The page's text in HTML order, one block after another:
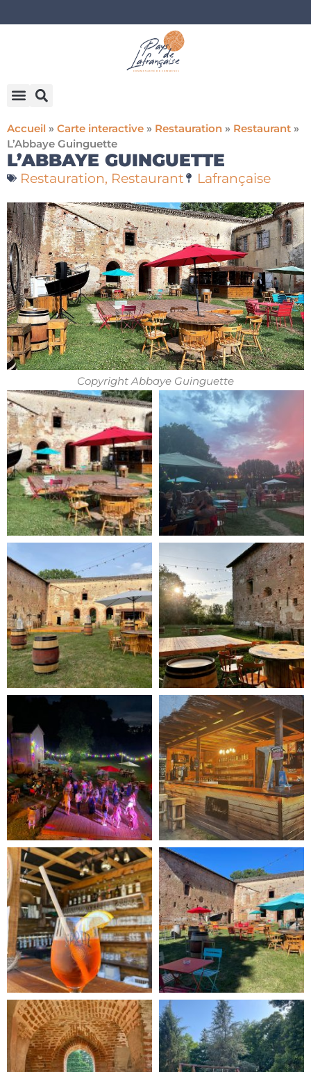
Accueil » Carte interactive » Restauration » Restaurant »
L’Abbaye Guinguette
L’ABBAYE GUINGUETTE
Restauration, Restaurant Lafrançaise
Copyright Abbaye Guinguette